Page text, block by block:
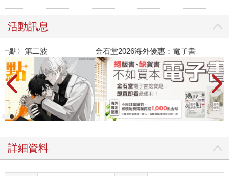
活動訊息
金石堂2026海外優惠：電子書
詳細資料